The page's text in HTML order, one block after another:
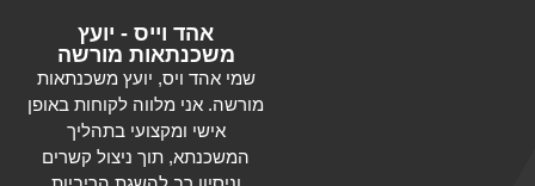
אהד וייס - יועץ
משכנתאות מורשה
שמי אהד ויס, יועץ משכנתאות
מורשה. אני מלווה לקוחות באופן
אישי ומקצועי בתהליך
המשכנתא, תוך ניצול קשרים